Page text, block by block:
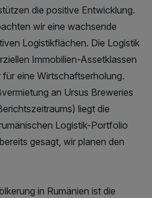
die positive Entwicklung.
wir eine wachsende
Logistikflächen. Die Logistik
Immobilien-Assetklassen
eine Wirtschaftserholung.
an Ursus Breweries
liegt die
Logistik-Portfolio
gesagt, wir planen den
in Rumänien ist die